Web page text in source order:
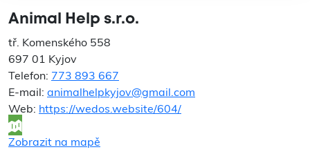
Animal Help s.r.o.
tř. Komenského 558
697 01 Kyjov
Telefon: 773 893 667
E-mail: animalhelpkyjov@gmail.com
Web: https://wedos.website/604/
Zobrazit na mapě